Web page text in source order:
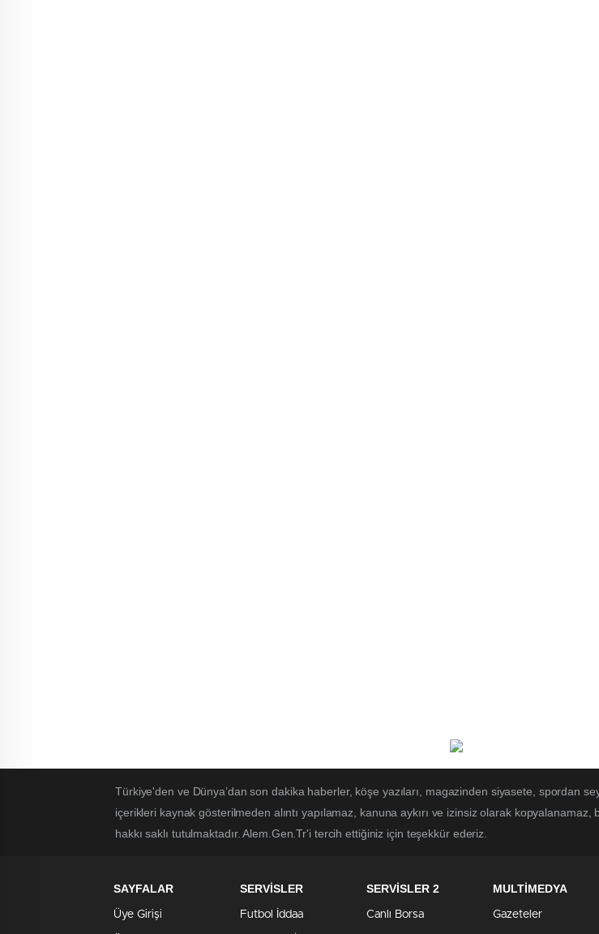
Türkiye'den ve Dünya’dan son dakika haberler, köşe yazıları, magazinden siyasete, spordan
içerikleri kaynak gösterilmeden alıntı yapılamaz, kanuna aykırı ve izinsiz olarak
hakkı saklı tutulmaktadır. Alem.Gen.Tr'i tercih ettiğiniz için teşekkür ederiz.
SAYFALAR
Üye Girişi
SERVİSLER
Futbol İddaa
SERVİSLER 2
Canlı Borsa
MULTİMEDYA
Gazeteler